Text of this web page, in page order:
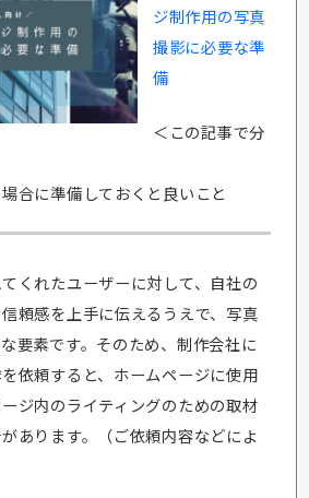
ジ制作用の写真
撮影に必要な準
備
＜この記事で分
合に準備しておくと良いこと
くれたユーザーに対して、自社の
頼感を上手に伝えるうえで、写真
要素です。そのため、制作会社に
依頼すると、ホームページに使用
ジ内のライティングのための取材
あります。（ご依頼内容などによ